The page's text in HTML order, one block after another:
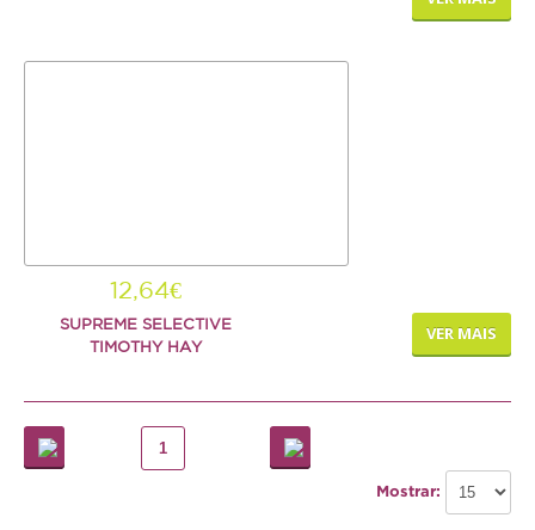
12,64€
SUPREME SELECTIVE
TIMOTHY HAY
VER MAIS
1
Mostrar: